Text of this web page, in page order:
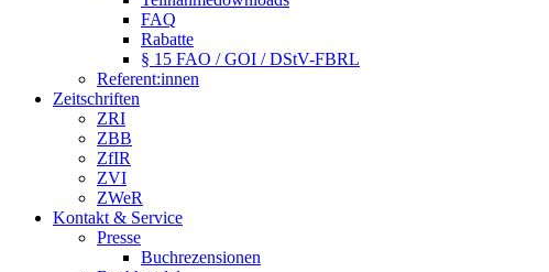
FAQ
Rabatte
§ 15 FAO / GOI / DStV-FBRL
Referent:innen
Zeitschriften
ZRI
ZBB
ZfIR
ZVI
ZWeR
Kontakt & Service
Presse
Buchrezensionen